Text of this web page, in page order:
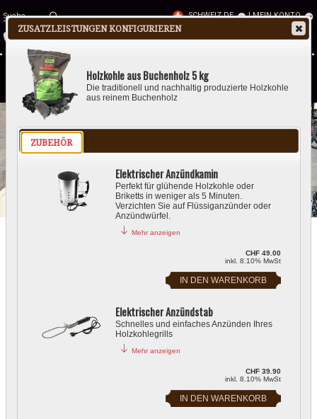
SCHWEIZ DE | MEIN KONTO
041 210 27 85
09.00-11.30 | 13.30-17.00
AUSSENKÜCHE TRAGBARE GRILLS
ZUSATZLEISTUNGEN KONFIGURIEREN
Holzkohle aus Buchenholz 5 kg
Die traditionell und nachhaltig produzierte Holzkohle
aus reinem Buchenholz
ZUBEHÖR
Elektrischer Anzündkamin
Perfekt für glühende Holzkohle oder
Briketts in weniger als 5 Minuten.
Verzichten Sie auf Flüssiganzünder oder
Anzündwürfel.
Mehr anzeigen
CHF 49.00
inkl. 8.10% MwSt
Elektrischer Anzündstab
Schnelles und einfaches Anzünden Ihres
Holzkohlegrills
Mehr anzeigen
CHF 39.90
inkl. 8.10% MwSt